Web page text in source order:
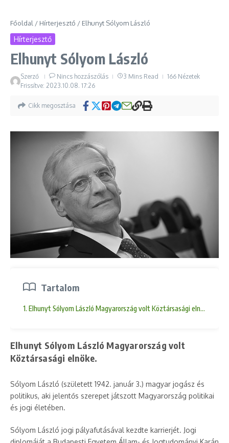
Főoldal / Hírterjesztő / Elhunyt Sólyom László
Hírterjesztő
Elhunyt Sólyom László
Szerző Nincs hozzászólás 3 Mins Read
166 Nézetek
Frissítve: 2023.10.08. 17:26
Cikk megosztása
Tartalom
1. Elhunyt Sólyom László Magyarország volt Köztársasági elnöke.
Elhunyt Sólyom László Magyarország volt
Köztársasági elnöke.
Sólyom László (született 1942. január 3.) magyar jogász és
politikus, aki jelentős szerepet játszott Magyarország politikai
és jogi életében.
Sólyom László jogi pályafutásával kezdte karrierjét. Jogi